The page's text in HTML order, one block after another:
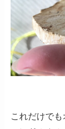
これだけで